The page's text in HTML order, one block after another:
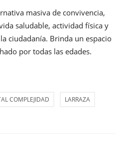
masiva de convivencia,
saludable, actividad física y
ciudadanía. Brinda un espacio
por todas las edades.
COMPLEJIDAD LARRAZA